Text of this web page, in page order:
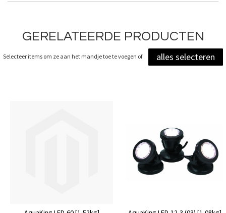
GERELATEERDE PRODUCTEN
Selecteer items om ze aan het mandje toe te voegen of alles selecteren